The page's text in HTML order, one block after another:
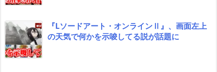
『Lソードアート・オンラインⅡ』、画面左上
の天気で何かを示唆してる説が話題に